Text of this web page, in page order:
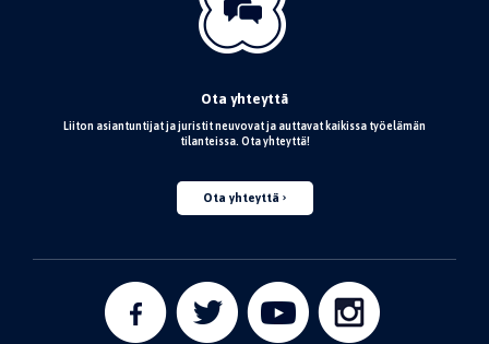
Ota yhteyttä
Liiton asiantuntijat ja juristit neuvovat ja auttavat kaikissa työelämän
tilanteissa. Ota yhteyttä!
Ota yhteyttä